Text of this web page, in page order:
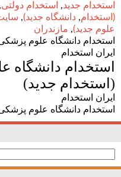
استخدام جدید, استخدام دولتی,
(استخدام, دانشگاه جدید),
علوم جدید), مازندران
استخدام دانشگاه علوم
ایران استخدام
استخدام دانشگاه
(استخدام جدید)
ایران استخدام
استخدام دانشگاه علوم
برای: